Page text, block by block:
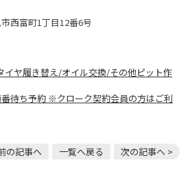
西富町1丁目12番6号
イヤ履き替え/オイル交換/その他ピット作
待ち予約 ※クローク契約会員の方はご利
の記事へ 一覧へ戻る 次の記事へ >